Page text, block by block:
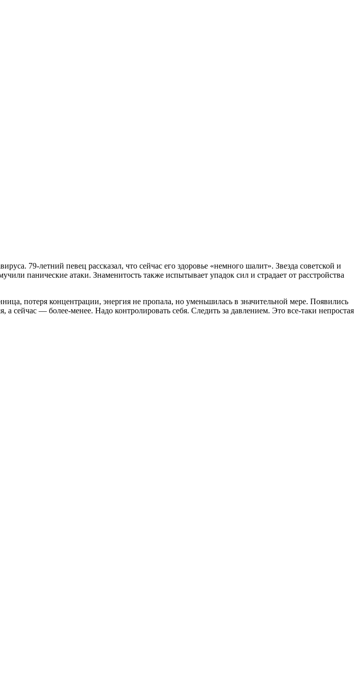
79-летний певец рассказал, что сейчас его здоровье «немного шалит». Звезда советской и
панические атаки. Знаменитость также испытывает упадок сил и страдает от расстройства
потеря концентрации, энергия не пропала, но уменьшилась в значительной мере. Появились
сейчас — более-менее. Надо контролировать себя. Следить за давлением. Это все-таки непростая